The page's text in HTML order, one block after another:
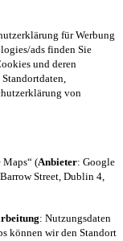
für Werbung
ads finden Sie
und deren
von
Maps“ (Anbieter: Google
Street, Dublin 4,
: Nutzungsdaten
können wir den Standort